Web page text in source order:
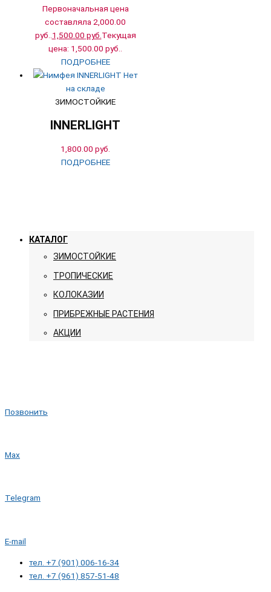
КАТАЛОГ
ЗИМОСТОЙКИЕ
ТРОПИЧЕСКИЕ
КОЛОКАЗИИ
ПРИБРЕЖНЫЕ РАСТЕНИЯ
АКЦИИ
Первоначальная цена
составляла 2,000.00
руб..1,500.00 руб.Текущая
цена: 1,500.00 руб..
ПОДРОБНЕЕ
Нет
на складе
ЗИМОСТОЙКИЕ
INNERLIGHT
1,800.00 руб.
ПОДРОБНЕЕ
Позвонить
Max
Telegram
E-mail
тел. +7 (901) 006-16-34
тел. +7 (961) 857-51-48